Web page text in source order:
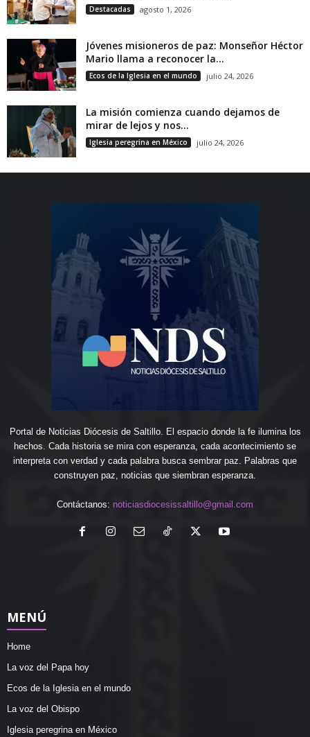
Destacadas agosto 1, 2026
Jóvenes misioneros de paz: Monseñor Héctor
Mario llama a reconocer la...
Ecos de la Iglesia en el mundo julio 24, 2026
La misión comienza cuando dejamos de
mirar de lejos y nos...
Iglesia peregrina en México julio 24, 2026
Portal de Noticias Diócesis de Saltillo. El espacio donde la fe ilumina los
hechos. Cada historia se mira con esperanza, cada acontecimiento se
interpreta con verdad y cada palabra busca sembrar paz. Palabras que
construyen paz, noticias que siembran esperanza.
Contáctanos: noticiasdiocesissaltillo@gmail.com
MENÚ
Home
La voz del Papa hoy
Ecos de la Iglesia en el mundo
La voz del Obispo
Iglesia peregrina en México